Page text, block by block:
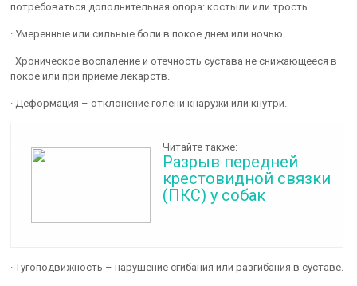
потребоваться дополнительная опора: костыли или трость.
· Умеренные или сильные боли в покое днем или ночью.
· Хроническое воспаление и отечность сустава не снижающееся в
покое или при приеме лекарств.
· Деформация – отклонение голени кнаружи или кнутри.
Читайте также:
Разрыв передней
крестовидной связки
(ПКС) у собак
· Тугоподвижность – нарушение сгибания или разгибания в суставе.